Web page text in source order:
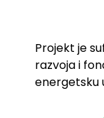
Projekt je
razvoja i
energetsku